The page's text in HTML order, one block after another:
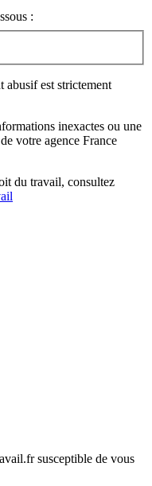
:
abusif est strictement
inexactes ou une
votre agence France
du travail, consultez
susceptible de vous